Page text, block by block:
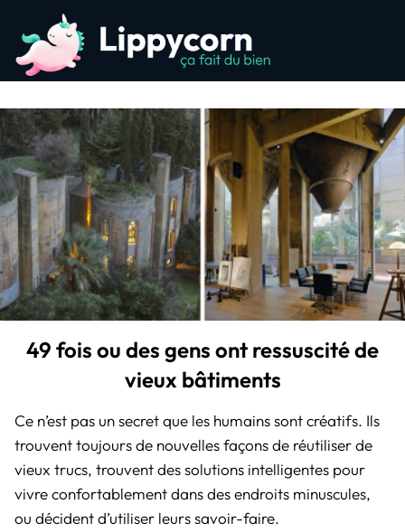
49 fois ou des gens ont ressuscité de
vieux bâtiments
Ce n’est pas un secret que les humains sont créatifs. Ils
trouvent toujours de nouvelles façons de réutiliser de
vieux trucs, trouvent des solutions intelligentes pour
vivre confortablement dans des endroits minuscules,
ou décident d’utiliser leurs savoir-faire.